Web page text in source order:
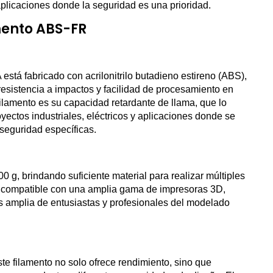
donde la seguridad es una prioridad.
ABS-FR
fabricado con acrilonitrilo butadieno estireno (ABS),
a impactos y facilidad de procesamiento en
es su capacidad retardante de llama, que lo
industriales, eléctricos y aplicaciones donde se
específicas.
g, brindando suficiente material para realizar múltiples
con una amplia gama de impresoras 3D,
de entusiastas y profesionales del modelado
filamento no solo ofrece rendimiento, sino que